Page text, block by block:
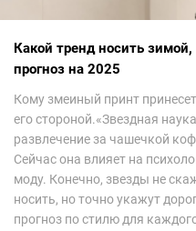
Какой тренд носить
прогноз на 2025
Кому змеиный принт
его стороной.«Звездная
развлечение за чашечкой
Сейчас она влияет на
моду. Конечно, звезды не
носить, но точно укажут
прогноз по стилю для